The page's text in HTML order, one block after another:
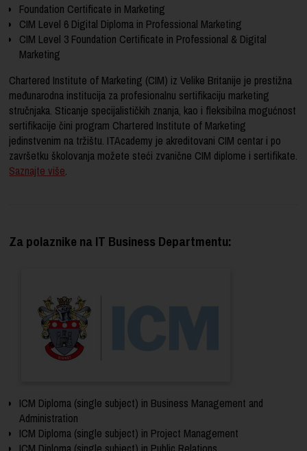
Foundation Certificate in Marketing
CIM Level 6 Digital Diploma in Professional Marketing
CIM Level 3 Foundation Certificate in Professional & Digital
Marketing
Chartered Institute of Marketing (CIM) iz Velike Britanije je prestižna
međunarodna institucija za profesionalnu sertifikaciju marketing
stručnjaka. Sticanje specijalističkih znanja, kao i fleksibilna mogućnost
sertifikacije čini program Chartered Institute of Marketing
jedinstvenim na tržištu. ITAcademy je akreditovani CIM centar i po
završetku školovanja možete steći zvanične CIM diplome i sertifikate.
Saznajte više.
Za polaznike na IT Business Departmentu:
ICM Diploma (single subject) in Business Management and
Administration
ICM Diploma (single subject) in Project Management
ICM Diploma (single subject) in Public Relations